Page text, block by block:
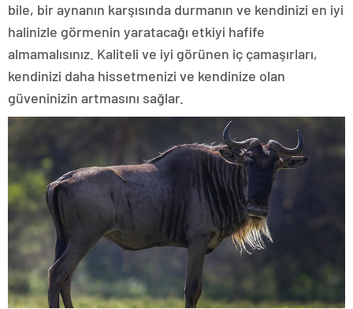
bile, bir aynanın karşısında durmanın ve kendinizi en iyi
halinizle görmenin yaratacağı etkiyi hafife
almamalısınız. Kaliteli ve iyi görünen iç çamaşırları,
kendinizi daha hissetmenizi ve kendinize olan
güveninizin artmasını sağlar.